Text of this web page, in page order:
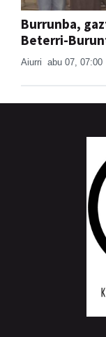
Burrunba,
Beterri-
Aiurri abu 07, 07:00